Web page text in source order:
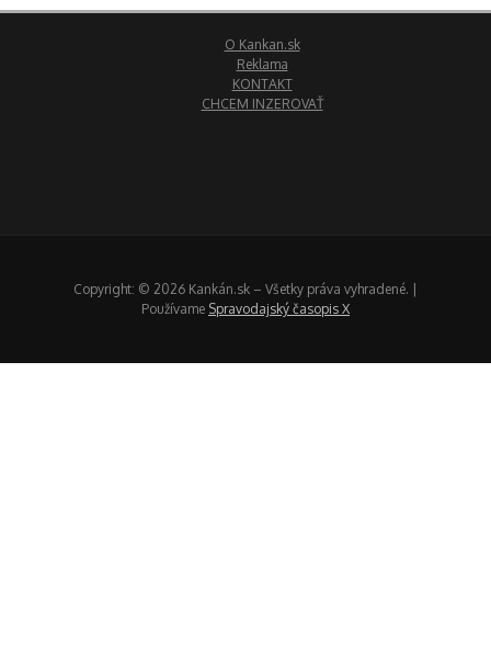
O Kankan.sk
Reklama
KONTAKT
CHCEM INZEROVAŤ
Copyright: © 2026 Kankán.sk – Všetky práva vyhradené. |
Používame Spravodajský časopis X